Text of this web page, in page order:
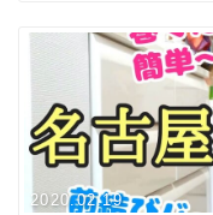
2020.02.19